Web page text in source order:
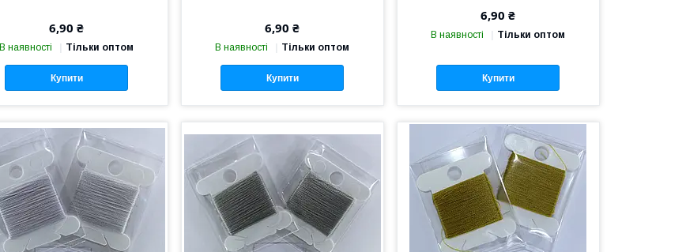
6,90 ₴
В наявності Тільки оптом
Купити
6,90 ₴
В наявності Тільки оптом
Купити
6,90 ₴
В наявності Тільки оптом
Купити